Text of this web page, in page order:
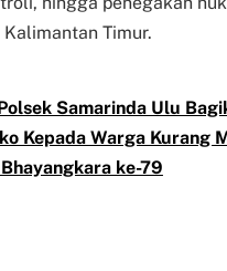
Timur.
Samarinda Ulu
Kepada Warga Kurang
ke-79